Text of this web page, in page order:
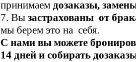
принимаем дозаказы,
7. Вы застрахованы от
мы берем это на себя.
С нами вы можете
14 дней и собирать